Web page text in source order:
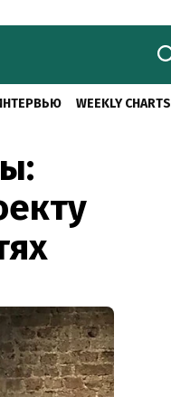
WEEKLY CHARTS